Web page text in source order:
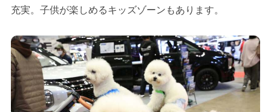
充実。子供が楽しめるキッズゾーンもあります。